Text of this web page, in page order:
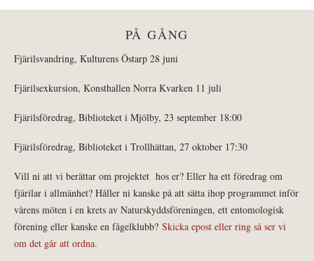
PÅ GÅNG
Fjärilsvandring, Kulturens Östarp 28 juni
Fjärilsexkursion, Konsthallen Norra Kvarken 11 juli
Fjärilsföredrag, Biblioteket i Mjölby, 23 september 18:00
Fjärilsföredrag, Biblioteket i Trollhättan, 27 oktober 17:30
Vill ni att vi berättar om projektet hos er? Eller ha ett föredrag om
fjärilar i allmänhet? Håller ni kanske på att sätta ihop programmet inför
vårens möten i en krets av Naturskyddsföreningen, ett entomologisk
förening eller kanske en fågelklubb? Skicka epost eller ring så ser vi
om det går att ordna.